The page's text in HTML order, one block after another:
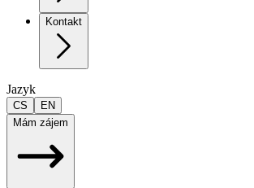
Kontakt
Jazyk
CS
EN
Mám zájem